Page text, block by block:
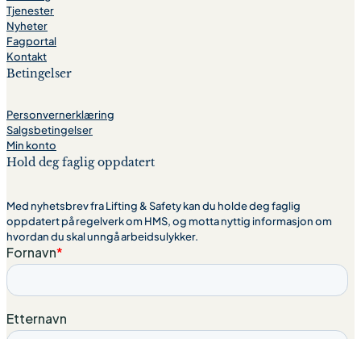
Tjenester
Nyheter
Fagportal
Kontakt
Betingelser
Personvernerklæring
Salgsbetingelser
Min konto
Hold deg faglig oppdatert
Med nyhetsbrev fra Lifting & Safety kan du holde deg faglig
oppdatert på regelverk om HMS, og motta nyttig informasjon om
hvordan du skal unngå arbeidsulykker.